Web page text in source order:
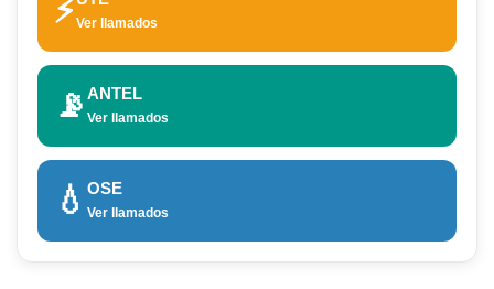
⚡ Ver llamados
📡 ANTEL
Ver llamados
💧 OSE
Ver llamados